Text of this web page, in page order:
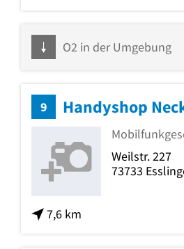
O2 in der Umgebung
9 Handyshop
7,6 km
Weilstr. 227
73733